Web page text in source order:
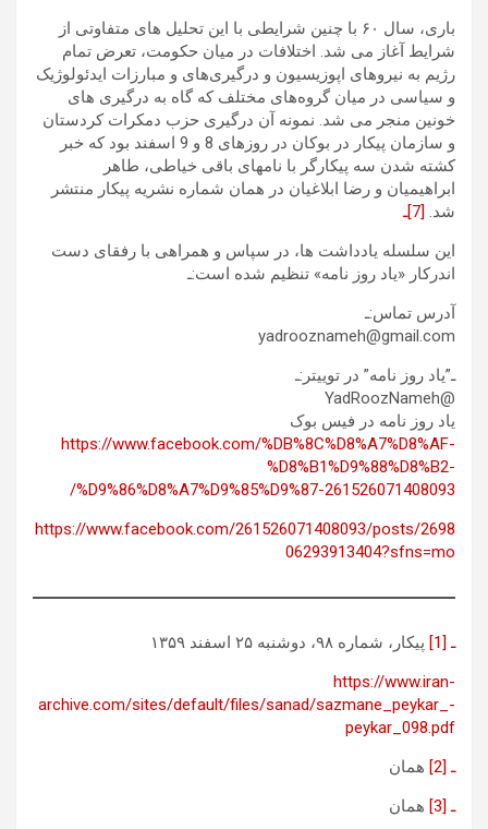
باری، سال ۶۰ با چنین شرایطی با این تحلیل های متفاوتی از
شرایط آغاز می شد. اختلافات در میان حکومت، تعرض تمام
رژیم به نیروهای اپوزیسیون و درگیری‌های و مبارزات ایدئولوژیک
و سیاسی در میان گروه‌های مختلف که گاه به درگیری های
خونین منجر می شد. نمونه آن درگیری حزب دمکرات کردستان
و سازمان پیکار در بوکان در روزهای 8 و 9 اسفند بود که خبر
کشته شدن سه پیکارگر با نامهای باقی خیاطی، طاهر
ابراهیمیان و رضا ابلاغیان در همان شماره نشریه پیکار منتشر
شد. [7]ـ
این سلسله یادداشت ها، در سپاس و همراهی با رفقای دست
اندرکار «یاد روز نامه» تنظیم شده است:ـ
آدرس تماس:ـ
yadrooznameh@gmail.com
ـ”یاد روز نامه” در توییتر:ـ
@YadRoozNameh
یاد روز نامه در فیس بوک
https://www.facebook.com/%DB%8C%D8%A7%D8%AF-
%D8%B1%D9%88%D8%B2-
%D9%86%D8%A7%D9%85%D9%87-261526071408093/
https://www.facebook.com/261526071408093/posts/2698
06293913404?sfns=mo
ـ [1]
پیکار، شماره ۹۸، دوشنبه ۲۵ اسفند ۱۳۵۹
https://www.iran-
archive.com/sites/default/files/sanad/sazmane_peykar_-
peykar_098.pdf
ـ [2]
همان
ـ [3]
همان